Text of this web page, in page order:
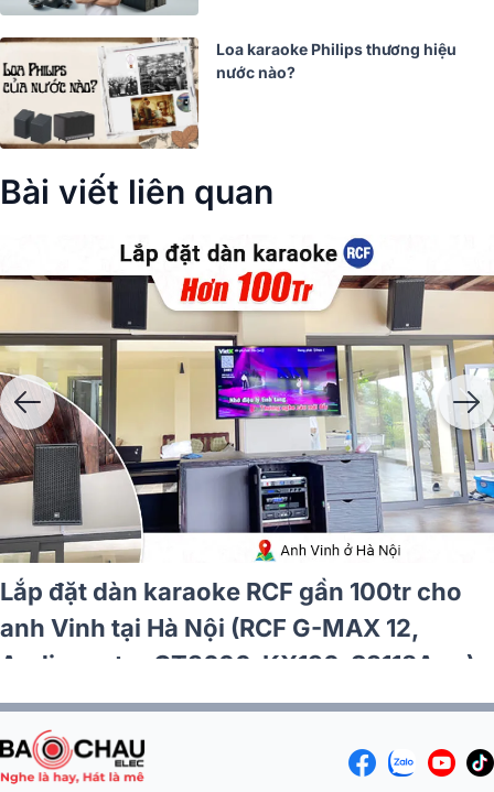
Loa karaoke Philips thương hiệu
nước nào?
Bài viết liên quan
Lắp đặt dàn karaoke RCF hơn 97tr cho
anh Cần tại TP HCM (RCF CMAX 4110, JBL
V6, JBL KX190, Alto TS12S, JBL VM300)